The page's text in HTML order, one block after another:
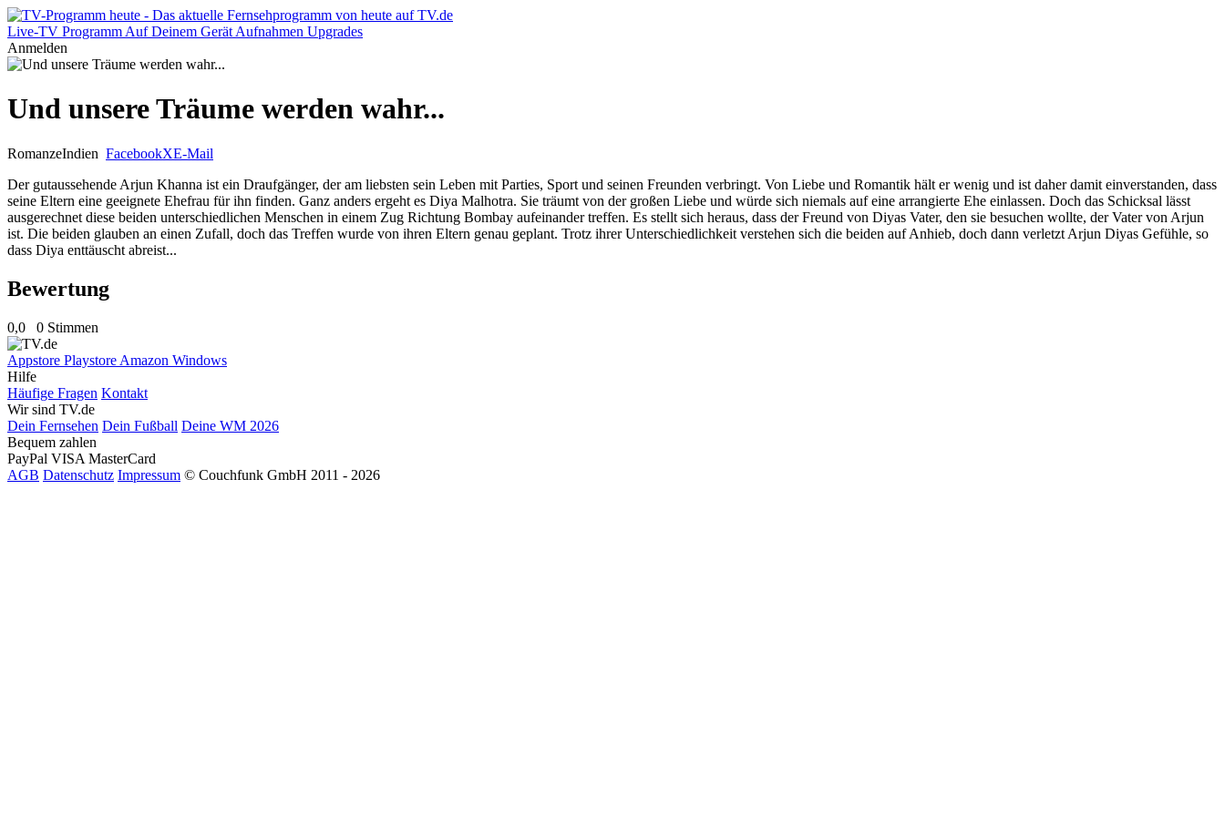
Live-TV Programm Auf Deinem Gerät Aufnahmen Upgrades
Anmelden
Und unsere Träume werden wahr...
RomanzeIndien FacebookXE-Mail
Der gutaussehende Arjun Khanna ist ein Draufgänger, der am liebsten sein Leben mit Parties, Sport und seinen Freunden verbringt. Von Liebe und Romantik hält er wenig und ist daher damit einverstanden, dass
seine Eltern eine geeignete Ehefrau für ihn finden. Ganz anders ergeht es Diya Malhotra. Sie träumt von der großen Liebe und würde sich niemals auf eine arrangierte Ehe einlassen. Doch das Schicksal lässt
ausgerechnet diese beiden unterschiedlichen Menschen in einem Zug Richtung Bombay aufeinander treffen. Es stellt sich heraus, dass der Freund von Diyas Vater, den sie besuchen wollte, der Vater von Arjun
ist. Die beiden glauben an einen Zufall, doch das Treffen wurde von ihren Eltern genau geplant. Trotz ihrer Unterschiedlichkeit verstehen sich die beiden auf Anhieb, doch dann verletzt Arjun Diyas Gefühle, so
dass Diya enttäuscht abreist...
Bewertung
0,0 0 Stimmen
Appstore Playstore Amazon Windows
Hilfe
Häufige Fragen Kontakt
Wir sind TV.de
Dein Fernsehen Dein Fußball Deine WM 2026
Bequem zahlen
PayPal VISA MasterCard
AGB Datenschutz Impressum © Couchfunk GmbH 2011 - 2026